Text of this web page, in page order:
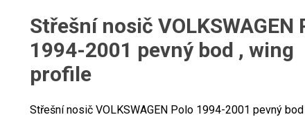
Střešní nosič VOLKSWAGEN
1994-2001 pevný bod , wing
profile
Střešní nosič VOLKSWAGEN Polo 1994-2001 pevný